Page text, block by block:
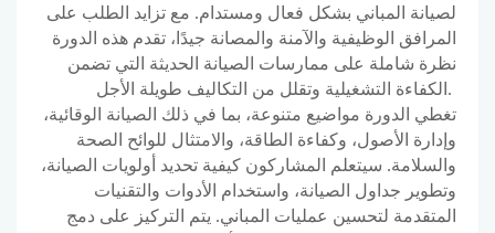
لصيانة المباني بشكل فعال ومستدام. مع تزايد الطلب على
المرافق الوظيفية والآمنة والمصانة جيدًا، تقدم هذه الدورة
نظرة شاملة على ممارسات الصيانة الحديثة التي تضمن
الكفاءة التشغيلية وتقلل من التكاليف طويلة الأجل.
تغطي الدورة مواضيع متنوعة، بما في ذلك الصيانة الوقائية،
وإدارة الأصول، وكفاءة الطاقة، والامتثال للوائح الصحة
والسلامة. سيتعلم المشاركون كيفية تحديد أولويات الصيانة،
وتطوير جداول الصيانة، واستخدام الأدوات والتقنيات
المتقدمة لتحسين عمليات المباني. يتم التركيز على دمج